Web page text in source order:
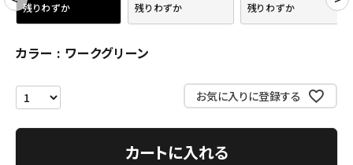
ACCOUNT MENU
Follow us
残りわずか 残りわずか 残りわずか
カラー ワークグリーン
お気に入りに登録する
カートに入れる